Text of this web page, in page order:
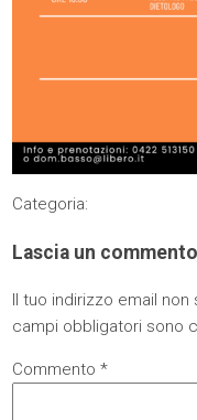
Categoria:
Lascia un commento
Il tuo indirizzo email non
campi obbligatori sono
Commento*